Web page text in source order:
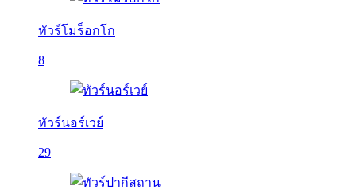
ทัวร์โมร็อกโก
8
ทัวร์นอร์เวย์
29